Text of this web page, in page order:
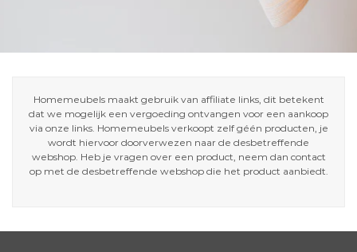
Homemeubels maakt gebruik van affiliate links, dit betekent
dat we mogelijk een vergoeding ontvangen voor een aankoop
via onze links. Homemeubels verkoopt zelf géén producten, je
wordt hiervoor doorverwezen naar de desbetreffende
webshop. Heb je vragen over een product, neem dan contact
op met de desbetreffende webshop die het product aanbiedt.